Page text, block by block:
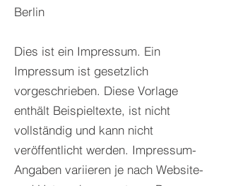
Berlin
Dies ist ein Impressum. Ein
Impressum ist gesetzlich
vorgeschrieben. Diese Vorlage
enthält Beispieltexte, ist nicht
vollständig und kann nicht
veröffentlicht werden. Impressum-
Angaben variieren je nach Website-